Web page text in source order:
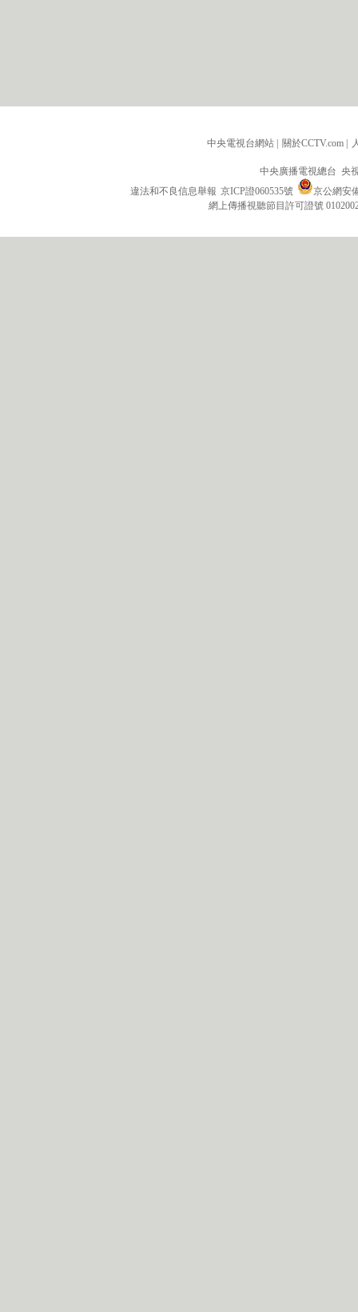
中央電視台網站 | 關於CCTV.com |
中央廣播電視總台 央
違法和不良信息舉報 京ICP證060535號
京公網安
網上傳播視聽節目許可證號